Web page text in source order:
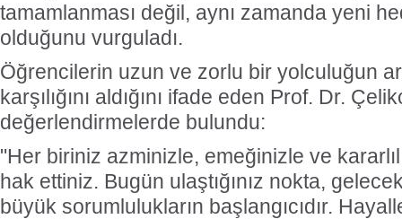
tamamlanması değil, aynı zamanda yeni
olduğunu vurguladı.
Öğrencilerin uzun ve zorlu bir yolculuğun
karşılığını aldığını ifade eden Prof. Dr.
değerlendirmelerde bulundu:
"Her biriniz azminizle, emeğinizle ve
hak ettiniz. Bugün ulaştığınız nokta,
büyük sorumlulukların başlangıcıdır.